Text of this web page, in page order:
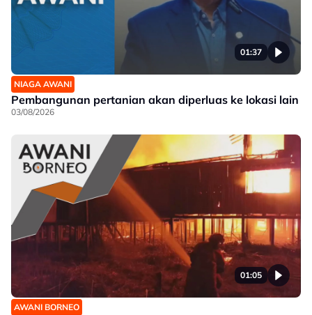
01:37
NIAGA AWANI
Pembangunan pertanian akan diperluas ke lokasi lain
03/08/2026
01:05
AWANI BORNEO